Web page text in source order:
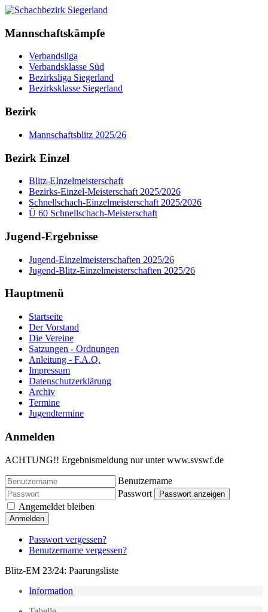
Mannschaftskämpfe
Verbandsliga
Verbandsklasse Süd
Bezirksliga Siegerland
Bezirksklasse Siegerland
Bezirk
Mannschaftsblitz 2025/26
Bezirk Einzel
Blitz-EInzelmeisterschaft
Bezirks-Einzel-Meisterschaft 2025/2026
Schnellschach-Einzelmeisterschaft 2025/2026
Ü 60 Schnellschach-Meisterschaft
Jugend-Ergebnisse
Jugend-Einzelmeisterschaften 2025/26
Jugend-Blitz-Einzelmeisterschaften 2025/26
Hauptmenü
Startseite
Der Vorstand
Die Vereine
Satzungen - Ordnungen
Anleitung - F.A.Q.
Impressum
Datenschutzerklärung
Archiv
Termine
Jugendtermine
Anmelden
ACHTUNG!! Ergebnismeldung nur unter www.svswf.de
Benutzername
Passwort
Passwort anzeigen
Angemeldet bleiben
Anmelden
Passwort vergessen?
Benutzername vergessen?
Blitz-EM 23/24: Paarungsliste
Information